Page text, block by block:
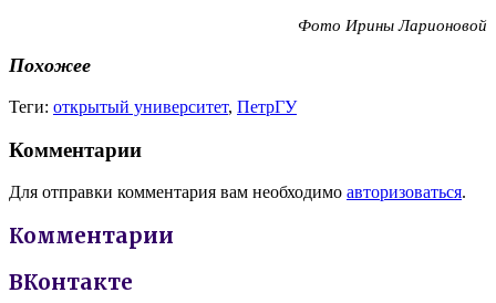
Фото Ирины Ларионовой
Похожее
Теги: открытый университет, ПетрГУ
Комментарии
Для отправки комментария вам необходимо авторизоваться.
Комментарии
ВКонтакте